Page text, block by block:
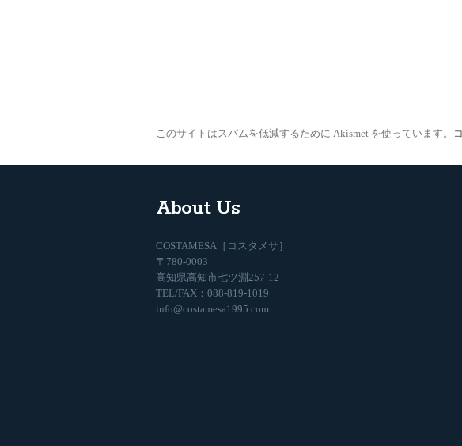
このサイトはスパムを低減するために Akismet を使っています。
About Us
COSTAMESA［コスタメサ］
〒780-0003
高知県高知市七ツ淵257-12
TEL/FAX：088-819-1019
info@costamesa1995.com